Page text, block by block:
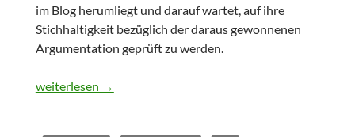
im Blog herumliegt und darauf wartet, auf ihre
Stichhaltigkeit bezüglich der daraus gewonnenen
Argumentation geprüft zu werden.
Von Zahlen zu Schuhen
weiterlesen →